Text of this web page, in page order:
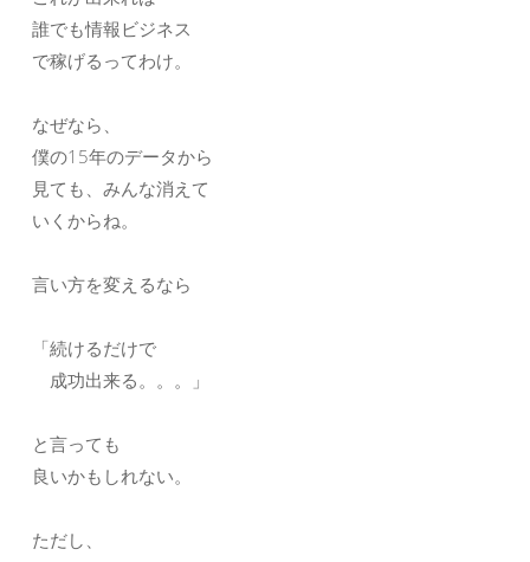
誰でも情報ビジネス
で稼げるってわけ。
なぜなら、
僕の15年のデータから
見ても、みんな消えて
いくからね。
言い方を変えるなら
「続けるだけで
成功出来る。。。」
と言っても
良いかもしれない。
ただし、